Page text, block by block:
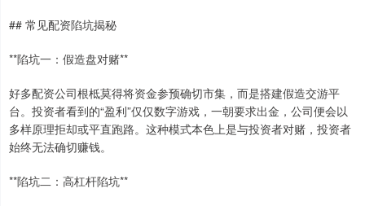
## 常见配资陷坑揭秘
**陷坑一：假造盘对赌**
好多配资公司根柢莫得将资金参预确切市集，而是搭建假造交游平
台。投资者看到的“盈利”仅仅数字游戏，一朝要求出金，公司便会以
多样原理拒却或平直跑路。这种模式本色上是与投资者对赌，投资者
始终无法确切赚钱。
**陷坑二：高杠杆陷坑**